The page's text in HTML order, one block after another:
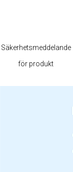
Säkerhetsmeddelande
för produkt